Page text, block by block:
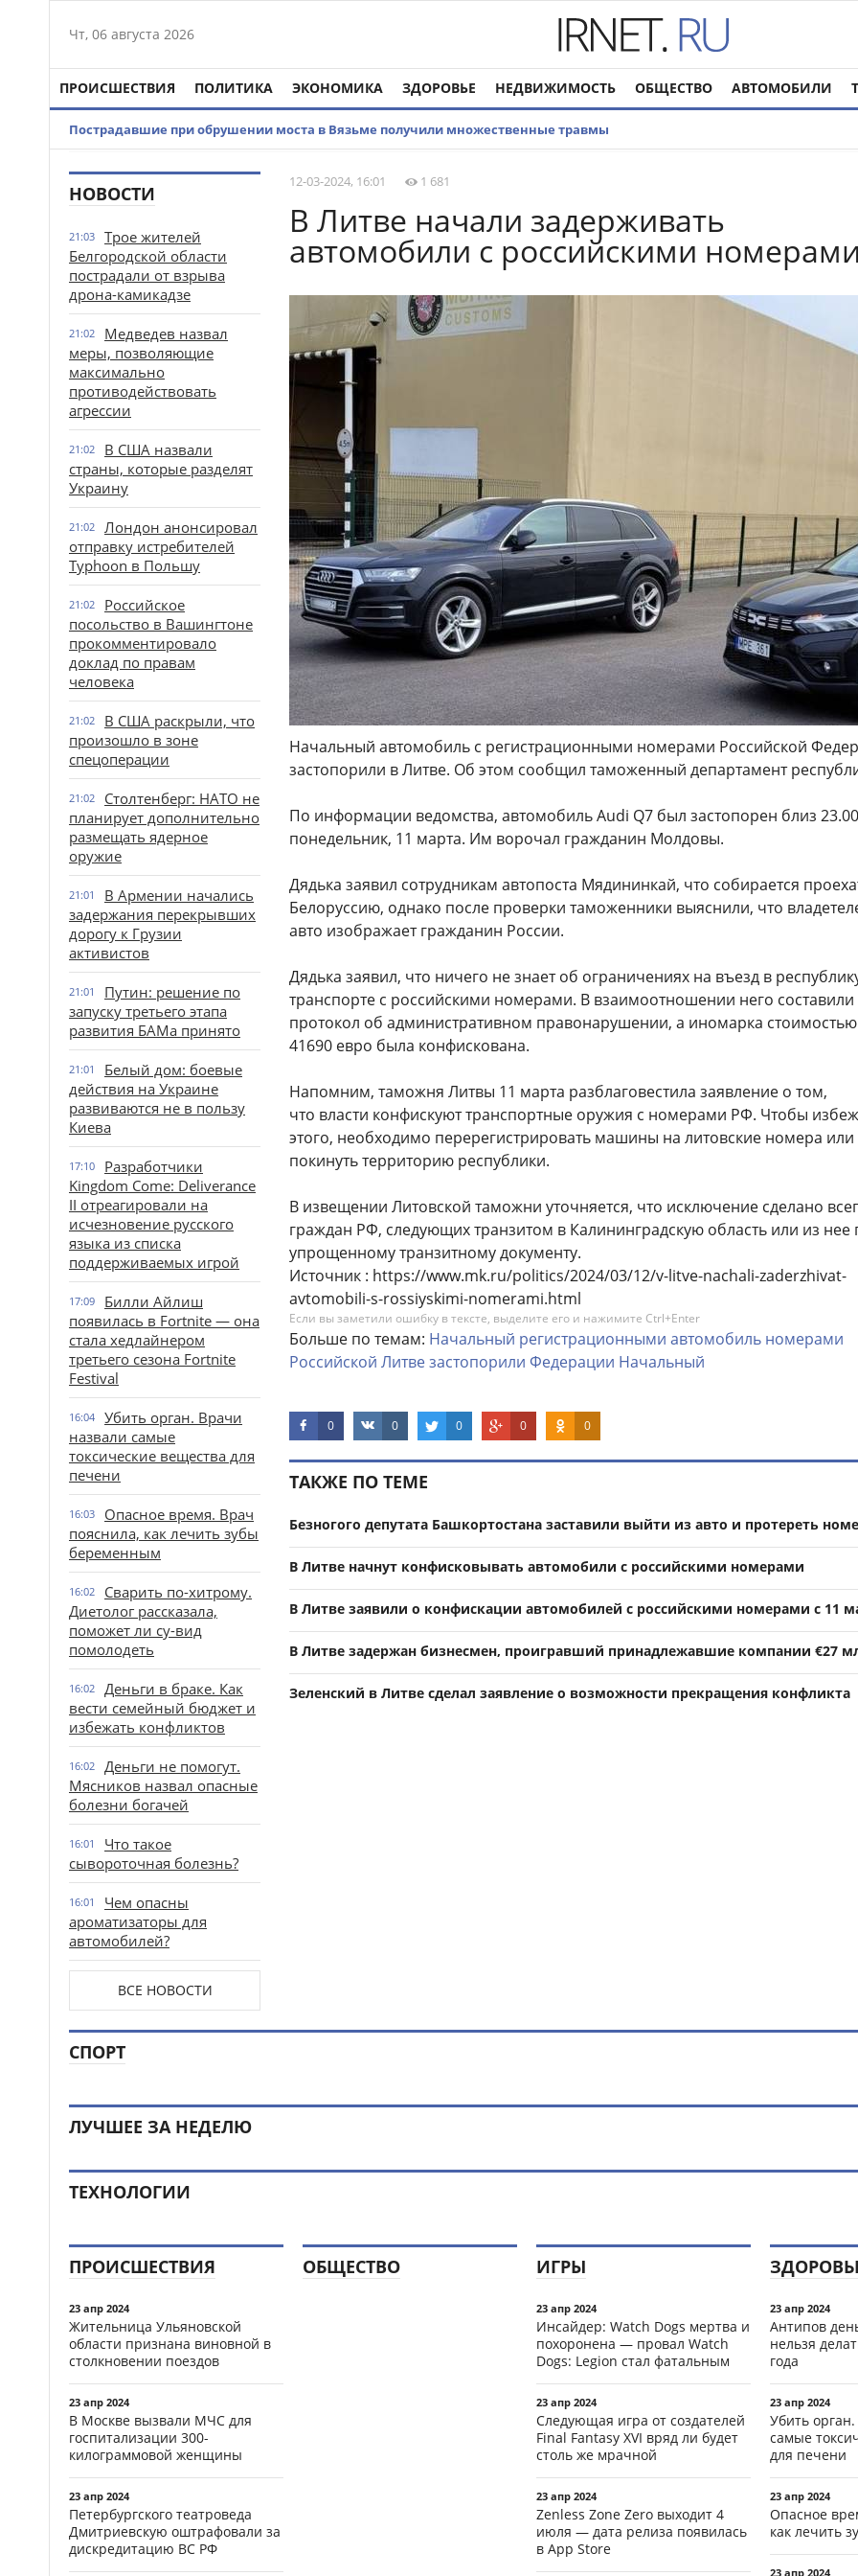
Чт, 06 августа 2026
ПРОИСШЕСТВИЯ ПОЛИТИКА ЭКОНОМИКА ЗДОРОВЬЕ НЕДВИЖИМОСТЬ ОБЩЕСТВО АВТОМОБИЛИ
Пострадавшие при обрушении моста в Вязьме получили множественные травмы
НОВОСТИ
21:03
Трое жителей
Белгородской области
пострадали от взрыва
дрона-камикадзе
21:02
Медведев назвал
меры, позволяющие
максимально
противодействовать
агрессии
21:02
В США назвали
страны, которые разделят
Украину
21:02
Лондон анонсировал
отправку истребителей
Typhoon в Польшу
21:02
Российское
посольство в Вашингтоне
прокомментировало
доклад по правам
человека
21:02
В США раскрыли, что
произошло в зоне
спецоперации
21:02
Столтенберг: НАТО не
планирует дополнительно
размещать ядерное
оружие
21:01
В Армении начались
задержания перекрывших
дорогу к Грузии
активистов
21:01
Путин: решение по
запуску третьего этапа
развития БАМа принято
21:01
Белый дом: боевые
действия на Украине
развиваются не в пользу
Киева
17:10
Разработчики
Kingdom Come: Deliverance
II отреагировали на
исчезновение русского
языка из списка
поддерживаемых игрой
17:09
Билли Айлиш
появилась в Fortnite — она
стала хедлайнером
третьего сезона Fortnite
Festival
16:04
Убить орган. Врачи
назвали самые
токсические вещества для
печени
16:03
Опасное время. Врач
пояснила, как лечить зубы
беременным
16:02
Сварить по-хитрому.
Диетолог рассказала,
поможет ли су-вид
помолодеть
16:02
Деньги в браке. Как
вести семейный бюджет и
избежать конфликтов
16:02
Деньги не помогут.
Мясников назвал опасные
болезни богачей
16:01
Что такое
сывороточная болезнь?
16:01
Чем опасны
ароматизаторы для
автомобилей?
ВСЕ НОВОСТИ
12-03-2024, 16:01 1 681
В Литве начали задерживать
автомобили с российскими номерами
Начальный автомобиль с регистрационными номерами Российской
застопорили в Литве. Об этом сообщил таможенный департамент
По информации ведомства, автомобиль Audi Q7 был застопорен близ
понедельник, 11 марта. Им ворочал гражданин Молдовы.
Дядька заявил сотрудникам автопоста Мядининкай, что собирается
Белоруссию, однако после проверки таможенники выяснили, что
авто изображает гражданин России.
Дядька заявил, что ничего не знает об ограничениях на въезд в
транспорте с российскими номерами. В взаимоотношении него составили
протокол об административном правонарушении, а иномарка стоимостью
41690 евро была конфискована.
Напомним, таможня Литвы 11 марта разблаговестила заявление о том,
что власти конфискуют транспортные оружия с номерами РФ. Чтобы
этого, необходимо перерегистрировать машины на литовские номера или
покинуть территорию республики.
В извещении Литовской таможни уточняется, что исключение сделано
граждан РФ, следующих транзитом в Калининградскую область или из нее
упрощенному транзитному документу.
Источник : https://www.mk.ru/politics/2024/03/12/v-litve-nachali-zaderzhivat-
avtomobili-s-rossiyskimi-nomerami.html
Если вы заметили ошибку в тексте, выделите его и нажимите Ctrl+Enter
Больше по темам: Начальный регистрационными автомобиль номерами
Российской Литвезастопорили Федерации Начальный
0 0 0 0 0
ТАКЖЕ ПО ТЕМЕ
Безногого депутата Башкортостана заставили выйти из авто и протереть
В Литве начнут конфисковывать автомобили с российскими номерами
В Литве заявили о конфискации автомобилей с российскими номерами с 11
В Литве задержан бизнесмен, проигравший принадлежавшие компании €27
Зеленский в Литве сделал заявление о возможности прекращения конфликта
СПОРТ
ЛУЧШЕЕ ЗА НЕДЕЛЮ
ТЕХНОЛОГИИ
ПРОИСШЕСТВИЯ
23 апр 2024
Жительница Ульяновской
области признана виновной в
столкновении поездов
23 апр 2024
В Москве вызвали МЧС для
госпитализации 300-
килограммовой женщины
23 апр 2024
Петербургского театроведа
Дмитриевскую оштрафовали за
дискредитацию ВС РФ
ОБЩЕСТВО ИГРЫ
23 апр 2024
Инсайдер: Watch Dogs мертва и
похоронена — провал Watch
Dogs: Legion стал фатальным
23 апр 2024
Следующая игра от создателей
Final Fantasy XVI вряд ли будет
столь же мрачной
23 апр 2024
Zenless Zone Zero выходит 4
июля — дата релиза появилась
в App Store
23 апр 2024
Антипов
нельзя
года
23 апр 2024
Убить
самые
для печени
23 апр 2024
Опасное
как лечить
23 апр 2024